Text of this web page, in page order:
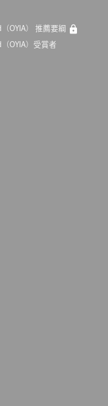
OYIA） 推薦要綱
OYIA）受賞者